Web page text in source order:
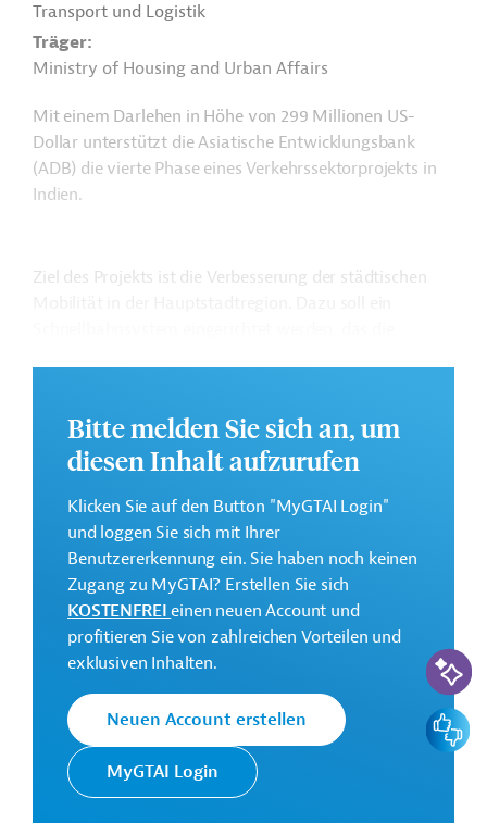
Transport und Logistik
Träger
Ministry of Housing and Urban Affairs
Mit einem Darlehen in Höhe von 299 Millionen US-
Dollar unterstützt die Asiatische Entwicklungsbank
(ADB) die vierte Phase eines Verkehrssektorprojekts in
Indien.
Ziel des Projekts ist die Verbesserung der städtischen
finden Sie auf derWebseite der ADB.
GTAI informiert über dieADB: Schwerpunkte,
Geschäftsanbahnung.
Geberbeitrag:
299 Millionen US-Dollar (Darlehen)
Kontaktadressen
Asiatische
Die ADB ist die wichtigste
multilaterale
Bitte melden Sie sich an, um
diesen Inhalt aufzurufen
Klicken Sie auf den Button "MyGTAI Login"
und loggen Sie sich mit Ihrer
Benutzererkennung ein. Sie haben noch keinen
Zugang zu MyGTAI? Erstellen Sie sich
KOSTENFREIeinen neuen Account und
profitieren Sie von zahlreichen Vorteilen und
exklusiven Inhalten.
Neuen Account erstellen
MyGTAI Login
KI-